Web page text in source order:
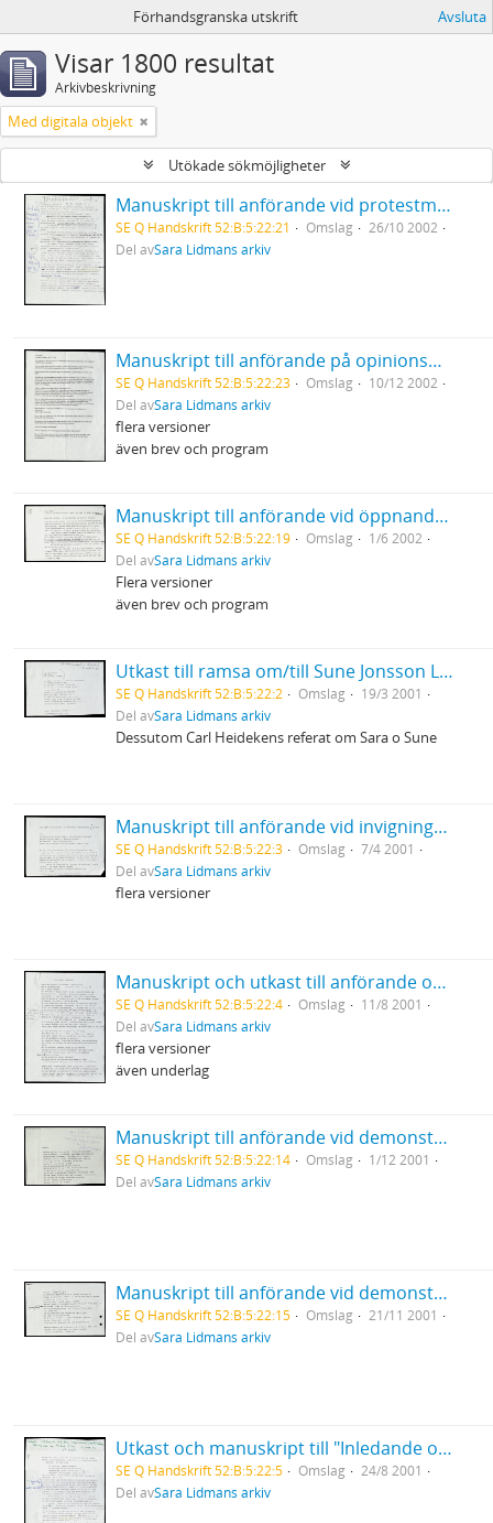
Förhandsgranska utskrift Avsluta
Visar 1800 resultat
Arkivbeskrivning
Med digitala objekt
Utökade sökmöjligheter
Manuskript till anförande vid protestmöte mot USA:s krig i Irak Luleå stadshus
SE Q Handskrift 52:B:5:22:21 Omslag
26/10 2002
Del avSara Lidmans arkiv
Manuskript till anförande på opinionsmöte på de mänskliga rättigheternas dag mot USA:s krigshot mot Irak i ABF-huset Stockholm
SE Q Handskrift 52:B:5:22:23 Omslag
10/12 2002
Del avSara Lidmans arkiv
flera versioner
även brev och program
Manuskript till anförande vid öppnandet av den nordiska kongressen inom obstetrik och gynekologi i Umeå
SE Q Handskrift 52:B:5:22:19 Omslag
1/6 2002
Del avSara Lidmans arkiv
Flera versioner
även brev och program
Utkast till ramsa om/till Sune Jonsson Länsmuseet i Umeå
SE Q Handskrift 52:B:5:22:2 Omslag
19/3 2001
Del avSara Lidmans arkiv
Dessutom Carl Heidekens referat om Sara o Sune
Manuskript till anförande vid invigningen av biblioteket Renfors/Vindeln
SE Q Handskrift 52:B:5:22:3 Omslag
7/4 2001
Del avSara Lidmans arkiv
flera versioner
Manuskript och utkast till anförande om Hjördis Schymberg i Alnö kyrka
SE Q Handskrift 52:B:5:22:4 Omslag
11/8 2001
Del avSara Lidmans arkiv
flera versioner
även underlag
Manuskript till anförande vid demonstration mot USA:s krig mot Afghanistan Medborgarplatsen
SE Q Handskrift 52:B:5:22:14 Omslag
1/12 2001
Del avSara Lidmans arkiv
Manuskript till anförande vid demonstration mot USA:s bombningar i Afghanistan I Umeå
SE Q Handskrift 52:B:5:22:15 Omslag
21/11 2001
Del avSara Lidmans arkiv
Utkast och manuskript till "Inledande ord före Sven David Sandströms musik till en Mölna-Elegi" på Slottet
SE Q Handskrift 52:B:5:22:5 Omslag
24/8 2001
Del avSara Lidmans arkiv